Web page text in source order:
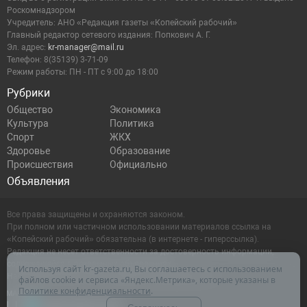
Рубрики
Общество
Экономика
Культура
Политика
Спорт
ЖКХ
Здоровье
Образование
Происшествия
Официально
Объявления
Роскомнадзором
Учредитель: АНО «Редакция газеты «Копейский рабочий»
Главный редактор сетевого издания: Попкович А. Г.
Эл. адрес: kr-manager@mail.ru
Телефон: 8(35139) 3-71-09
Режим работы: ПН - ПТ с 9:00 до 18:00
Все права защищены и охраняются законом.
При полном или частичном использовании материалов ссылка на
«Копейский рабочий» обязательна (в интернете - гиперссылка).
Редакция не несет ответственности за достоверность информации,
содержащейся в рекламных объявлениях.
Настоящий ресурс может содержать материалы 16+
Используя сайт kr-gazeta.ru, Вы соглашаетесь с использованием
файлов cookie и сервиса «Яндекс.Метрика», которые указаны в
Политике конфиденциальности.